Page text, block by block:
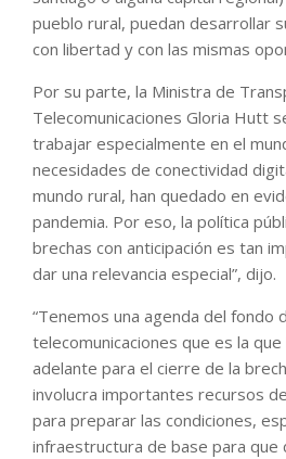
pueblo rural, puedan desarrollar
con libertad y con las mismas
Por su parte, la Ministra de
Telecomunicaciones Gloria Hutt
trabajar especialmente en el
necesidades de conectividad
mundo rural, han quedado en
pandemia. Por eso, la política
brechas con anticipación es tan
dar una relevancia especial”, dijo.
“Tenemos una agenda del fondo
telecomunicaciones que es la
adelante para el cierre de la
involucra importantes recursos
para preparar las condiciones,
infraestructura de base para que